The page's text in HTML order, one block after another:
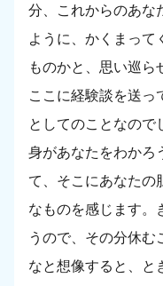
分、これからのあな
ように、かくまって
ものかと、思い巡ら
ここに経験談を送っ
としてのことなので
身があなたをわかろ
て、そこにあなたの
なものを感じます。
うので、その分休む
なと想像すると、と